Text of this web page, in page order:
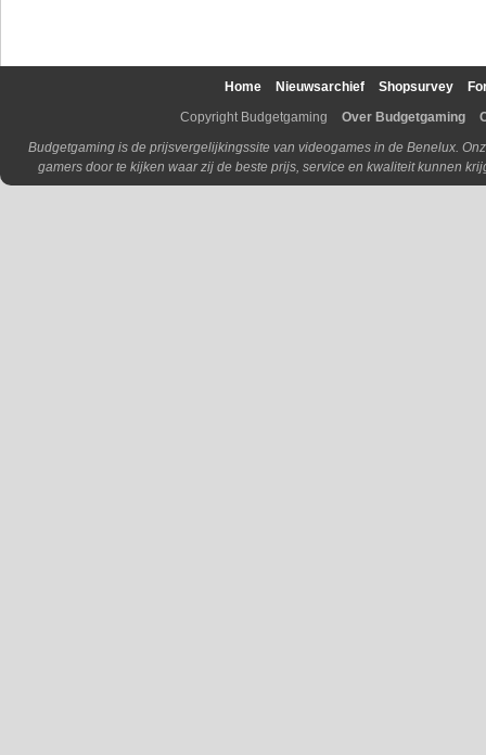
Home Nieuwsarchief Shopsurvey
Copyright Budgetgaming
Over Budgetgaming
Budgetgaming is de prijsvergelijkingssite van videogames in de Benelux.
gamers door te kijken waar zij de beste prijs, service en kwaliteit kunnen